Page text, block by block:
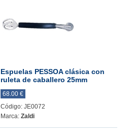
Espuelas PESSOA clásica con
ruleta de caballero 25mm
68.00 €
Código: JE0072
Marca: Zaldi